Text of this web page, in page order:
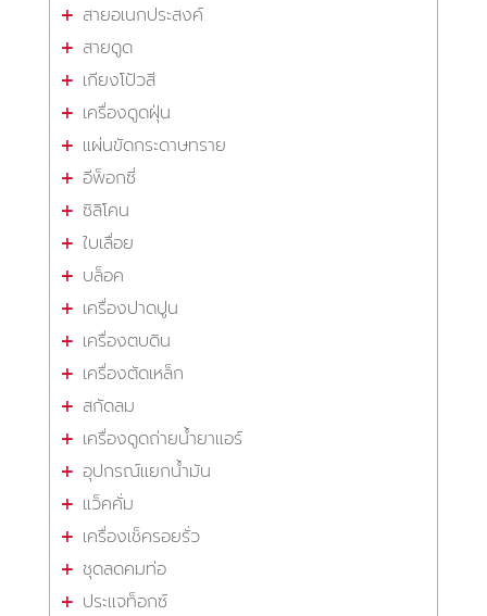
สายอเนกประสงค์
สายดูด
เกียงโป้วสี
เครื่องดูดฝุ่น
แผ่นขัดกระดาษทราย
อีพ็อกซี่
ซิลิโคน
ใบเลื่อย
บล็อค
เครื่องปาดปูน
เครื่องตบดิน
เครื่องตัดเหล็ก
สกัดลม
เครื่องดูดถ่ายน้ำยาแอร์
อุปกรณ์แยกน้ำมัน
แว็คคั่ม
เครื่องเช็ครอยรั่ว
ชุดลดคมท่อ
ประแจท็อกซ์